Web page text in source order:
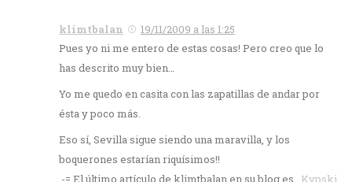
klimtbalan
19/11/2009 a las 1:25
Pues yo ni me entero de estas cosas! Pero creo que lo
has descrito muy bien…
Yo me quedo en casita con las zapatillas de andar por
ésta y poco más.
Eso sí, Sevilla sigue siendo una maravilla, y los
boquerones estarían riquísimos!!
.-= El último artículo de klimtbalan en su blog es.. Kypski